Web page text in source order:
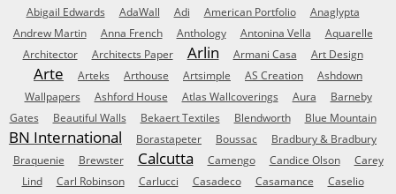
Abigail Edwards AdaWall Adi American Portfolio
Anaglypta
Andrew Martin
Anna French Anthology Antonina Vella
Aquarelle
Architector
Architects Paper Arlin Armani Casa Art Design
Arte Arteks Arthouse Artsimple AS Creation
Ashdown
Wallpapers
Ashford House Atlas Wallcoverings Aura
Barneby
Gates
Beautiful Walls Bekaert Textiles Blendworth Blue Mountain
BN International Borastapeter Boussac
Bradbury & Bradbury
Braquenie
Brewster Calcutta Camengo Candice Olson
Carey
Lind
Carl Robinson Carlucci Casadeco Casamance
Caselio